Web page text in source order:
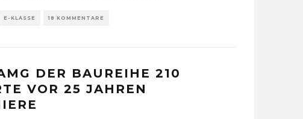
E-KLASSE 18 KOMMENTARE
DER BAUREIHE 210
VOR 25 JAHREN